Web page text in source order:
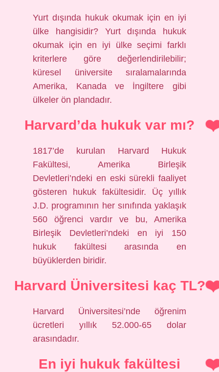
Yurt dışında hukuk okumak için en iyi
ülke hangisidir? Yurt dışında hukuk
okumak için en iyi ülke seçimi farklı
kriterlere göre değerlendirilebilir;
küresel üniversite sıralamalarında
Amerika, Kanada ve İngiltere gibi
ülkeler ön plandadır.
Harvard’da hukuk var mı?
1817’de kurulan Harvard Hukuk
Fakültesi, Amerika Birleşik
Devletleri’ndeki en eski sürekli faaliyet
gösteren hukuk fakültesidir. Üç yıllık
J.D. programının her sınıfında yaklaşık
560 öğrenci vardır ve bu, Amerika
Birleşik Devletleri’ndeki en iyi 150
hukuk fakültesi arasında en
büyüklerden biridir.
Harvard Üniversitesi kaç TL?
Harvard Üniversitesi’nde öğrenim
ücretleri yıllık 52.000-65 dolar
arasındadır.
En iyi hukuk fakültesi